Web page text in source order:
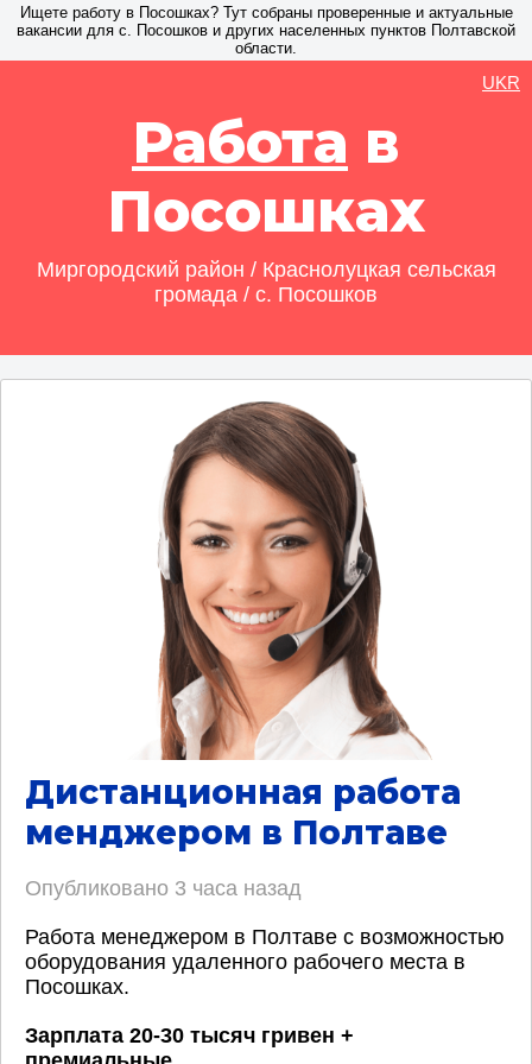
Ищете работу в Посошках? Тут собраны проверенные и актуальные
вакансии для с. Посошков и других населенных пунктов Полтавской
области.
Работа в
Посошках
Миргородский район / Краснолуцкая сельская
громада / с. Посошков
UKR
Дистанционная работа
менджером в Полтаве
Опубликовано 3 часа назад
Работа менеджером в Полтаве с возможностью
оборудования удаленного рабочего места в
Посошках.
Зарплата 20-30 тысяч гривен +